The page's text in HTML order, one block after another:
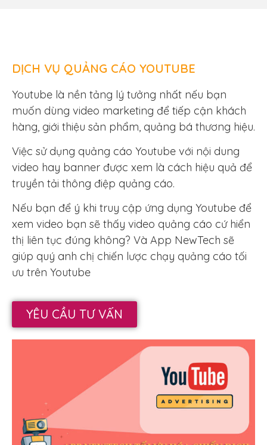
DỊCH VỤ QUẢNG CÁO YOUTUBE
Youtube là nền tảng lý tưởng nhất nếu bạn
muốn dùng video marketing để tiếp cận khách
hàng, giới thiệu sản phẩm, quảng bá thương hiệu.
Việc sử dụng quảng cáo Youtube với nội dung
video hay banner được xem là cách hiệu quả để
truyền tải thông điệp quảng cáo.
Nếu bạn để ý khi truy cập ứng dụng Youtube để
xem video bạn sẽ thấy video quảng cáo cứ hiển
thị liên tục đúng không? Và App NewTech sẽ
giúp quý anh chị chiến lược chạy quảng cáo tối
ưu trên Youtube
YÊU CẦU TƯ VẤN